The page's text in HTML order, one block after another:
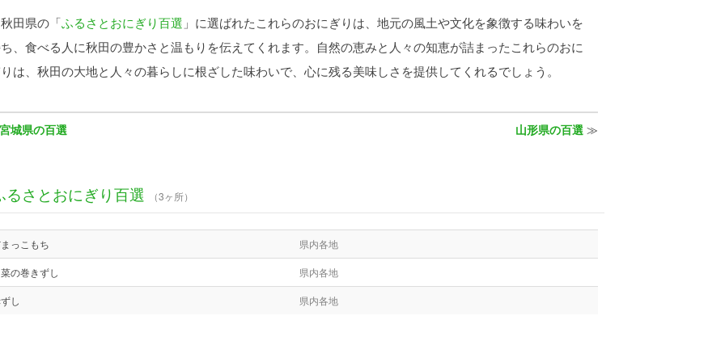
県の「ふるさとおにぎり百選 」に選ばれたこれらのおにぎりは、地元の風土や文化を象徴する味わいを
、食べる人に秋田の豊かさと温もりを伝えてくれます。自然の恵みと人々の知恵が詰まったこれらのおに
は、秋田の大地と人々の暮らしに根ざした味わいで、心に残る美味しさを提供してくれるでしょう。
城県の百選 山形県の百選≫
るさとおにぎり百選 （3ヶ所）
っこもち 県内各地
の巻きずし 県内各地
し 県内各地